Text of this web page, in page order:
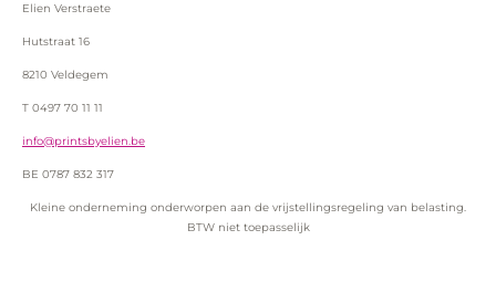
Elien Verstraete
Hutstraat 16
8210 Veldegem
T 0497 70 11 11
info@printsbyelien.be
BE 0787 832 317
Kleine onderneming onderworpen aan de vrijstellingsregeling van belasting.
BTW niet toepasselijk